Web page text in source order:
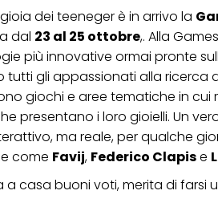
dei teeneger è in arrivo la
dal 23 al 25 ottobre,. Alla
più innovative ormai pronte
tutti gli appassionati alla
giochi e aree tematiche in cui
presentano i loro gioielli. Un
,ma reale,per qualche
come Favij, Federico Clapise
a casa buoni voti, merita di farsi